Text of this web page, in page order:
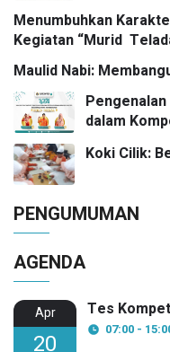
Menumbuhkan
Kegiatan “Murid
Maulid Nabi:
dalam
Koki Cilik:
PENGUMUMAN
AGENDA
Apr
20
Tes
07:00 -